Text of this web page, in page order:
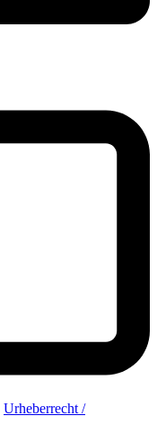
Urheberrecht /